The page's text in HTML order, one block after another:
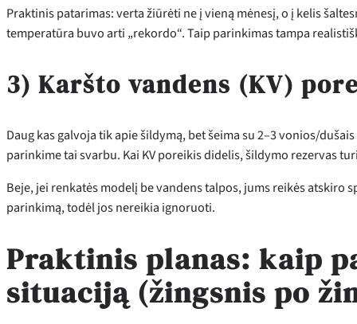
Praktinis patarimas: verta žiūrėti ne į vieną mėnesį, o į kelis
temperatūra buvo arti „rekordo“. Taip parinkimas tampa
3) Karšto vandens (KV)
Daug kas galvoja tik apie šildymą, bet šeima su 2–3 vonios/
parinkime tai svarbu. Kai KV poreikis didelis, šildymo rezervas
Beje, jei renkatės modelį be vandens talpos, jums reikės atskiro
parinkimą, todėl jos nereikia ignoruoti.
Praktinis planas: kaip
situaciją (žingsnis po